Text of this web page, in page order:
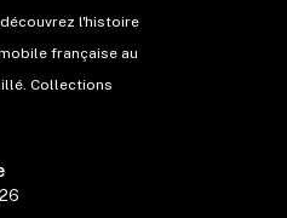
l'histoire
française au
Collections